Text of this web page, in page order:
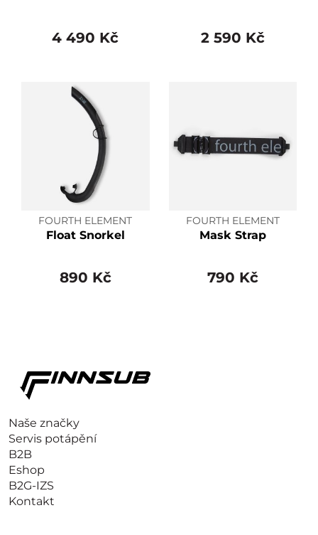
4 490 Kč 2 590 Kč
FOURTH ELEMENT
Float Snorkel
890 Kč
FOURTH ELEMENT
Mask Strap
790 Kč
Naše značky
Servis potápění
B2B
Eshop
B2G-IZS
Kontakt